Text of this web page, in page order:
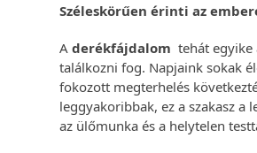
Széleskörűen érinti az
Aderékfájdalom tehát egyike
találkozni fog. Napjaink sokak
fokozott megterhelés
leggyakoribbak, ez a szakasz a
az ülőmunka és a helytelen